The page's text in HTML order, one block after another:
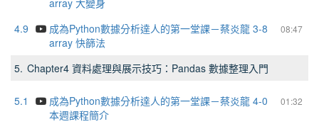
array 大變身
4.9
08:47
成為Python數據分析達人的第一堂課－蔡炎龍 3-8
array 快篩法
5. Chapter4 資料處理與展示技巧：Pandas 數據整理入門
5.1 01:32
成為Python數據分析達人的第一堂課－蔡炎龍 4-0
本週課程簡介